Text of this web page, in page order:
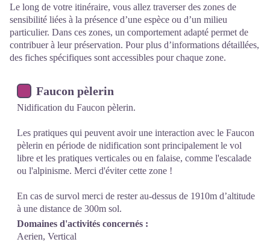
Le long de votre itinéraire, vous allez traverser des zones de
sensibilité liées à la présence d’une espèce ou d’un milieu
particulier. Dans ces zones, un comportement adapté permet de
contribuer à leur préservation. Pour plus d’informations détaillées,
des fiches spécifiques sont accessibles pour chaque zone.
Faucon pèlerin
Nidification du Faucon pèlerin.
Les pratiques qui peuvent avoir une interaction avec le Faucon
pèlerin en période de nidification sont principalement le vol
libre et les pratiques verticales ou en falaise, comme l'escalade
ou l'alpinisme. Merci d'éviter cette zone !
En cas de survol merci de rester au-dessus de 1910m d’altitude
à une distance de 300m sol.
Domaines d'activités concernés :
Aerien, Vertical